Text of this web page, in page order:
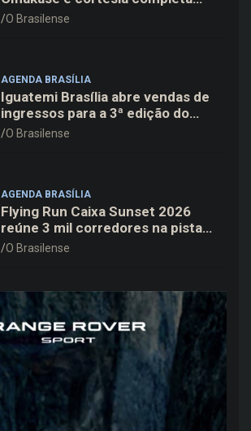
para os pais neste domingo
O Brasilense
AGENDA BRASÍLIA
Iguatemi Brasília abre vendas de
ingressos para a 3ª edição do
Cine Open Air
O Brasilense
AGENDA BRASÍLIA
Flying Run Caixa Sunset 2026
reúne 3 mil corredores na pista
do Aeroporto de Brasília neste
O Brasilense